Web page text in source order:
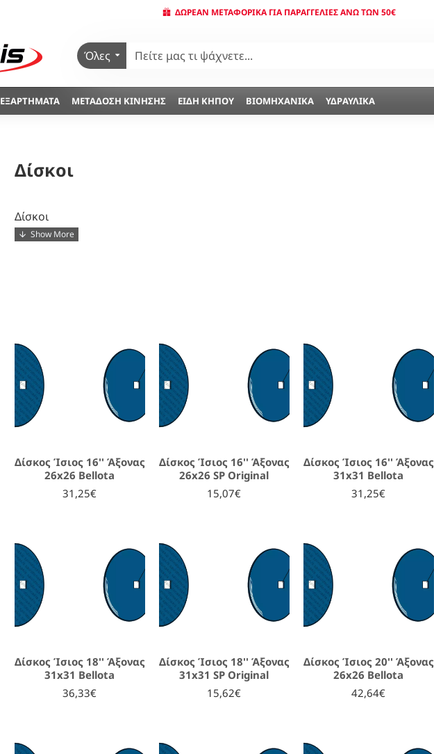
ΔΩΡΕΆΝ ΜΕΤΑΦΟΡΙΚΆ ΓΙΑ ΠΑΡΑΓΓΕΛΊΕΣ ΆΝΩ ΤΩΝ 50€
Όλες
ΕΞΑΡΤΉΜΑΤΑ ΜΕΤΆΔΟΣΗ ΚΊΝΗΣΗΣ ΕΊΔΗ ΚΉΠΟΥ ΒΙΟΜΗΧΑΝΙΚΆ ΥΔΡΑΥΛΙΚΆ
Δίσκοι
Δίσκοι
Δίσκος Ίσιος 16'' Άξονας
26x26 Bellota
31,25€
Δίσκος Ίσιος 16'' Άξονας
26x26 SP Original
15,07€
Δίσκος Ίσιος 16'' Άξονας
31x31 Bellota
31,25€
Δίσκος Ίσιος 18'' Άξονας
31x31 Bellota
36,33€
Δίσκος Ίσιος 18'' Άξονας
31x31 SP Original
15,62€
Δίσκος Ίσιος 20'' Άξονας
26x26 Bellota
42,64€